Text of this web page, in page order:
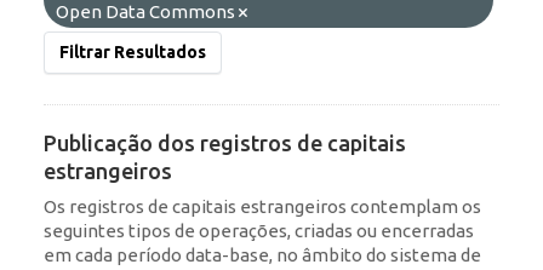
Open Data Commons
Filtrar Resultados
Publicação dos registros de capitais
estrangeiros
Os registros de capitais estrangeiros contemplam os
seguintes tipos de operações, criadas ou encerradas
em cada período data-base, no âmbito do sistema de